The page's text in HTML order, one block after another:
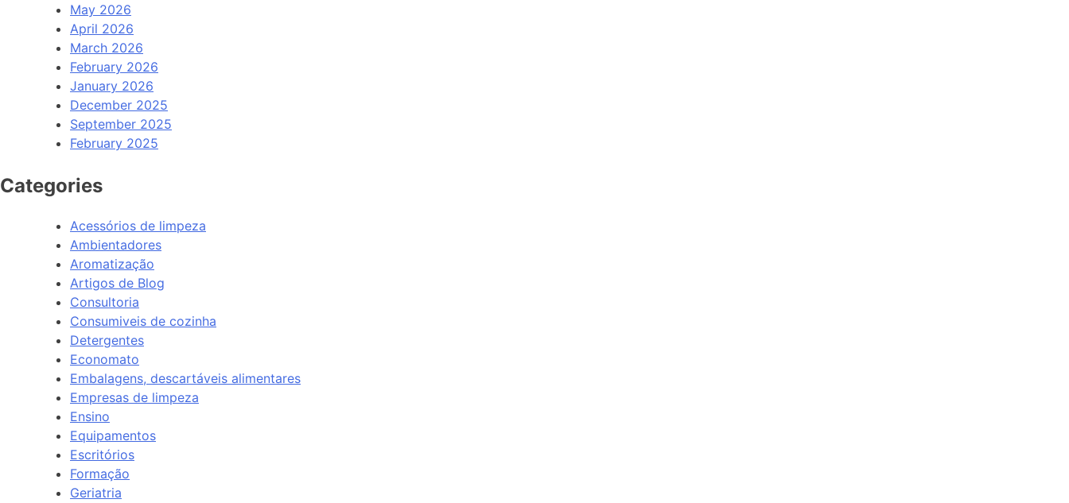
May 2026
April 2026
March 2026
February 2026
January 2026
December 2025
September 2025
February 2025
Categories
Acessórios de limpeza
Ambientadores
Aromatização
Artigos de Blog
Consultoria
Consumiveis de cozinha
Detergentes
Economato
Embalagens, descartáveis alimentares
Empresas de limpeza
Ensino
Equipamentos
Escritórios
Formação
Geriatria